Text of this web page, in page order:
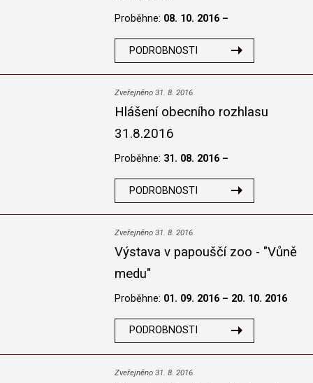
Proběhne: 08. 10. 2016 –
PODROBNOSTI
Zveřejněno 31. 8. 2016
Hlášení obecního rozhlasu
31.8.2016
Proběhne: 31. 08. 2016 –
PODROBNOSTI
Zveřejněno 31. 8. 2016
Výstava v papouščí zoo - "Vůně
medu"
Proběhne: 01. 09. 2016 – 20. 10. 2016
PODROBNOSTI
Zveřejněno 31. 8. 2016